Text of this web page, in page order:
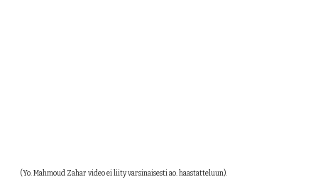
(Yo. Mahmoud Zahar video ei liity varsinaisesti ao. haastatteluun).